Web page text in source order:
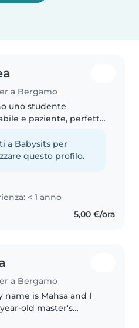
a Bergamo
uno studente
e paziente, perfetto
Ho esperienza con
in età prescolare e
a Babysits per
questo profilo.
< 1 anno
5,00 €/ora
a Bergamo
name is Mahsa and I
old master's